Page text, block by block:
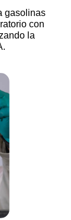
gasolinas
con
la